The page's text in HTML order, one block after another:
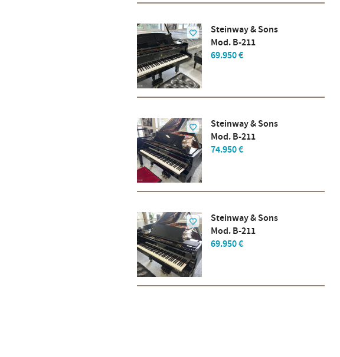
Steinway & Sons
Mod. B-211
69.950 €
Steinway & Sons
Mod. B-211
74.950 €
Steinway & Sons
Mod. B-211
69.950 €